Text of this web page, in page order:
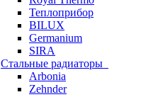
Теплоприбор
BILUX
Germanium
SIRA
Стальные радиаторы
Arbonia
Zehnder